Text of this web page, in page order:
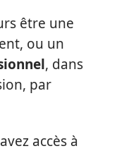
être une
ou un
, dans
par
accès à